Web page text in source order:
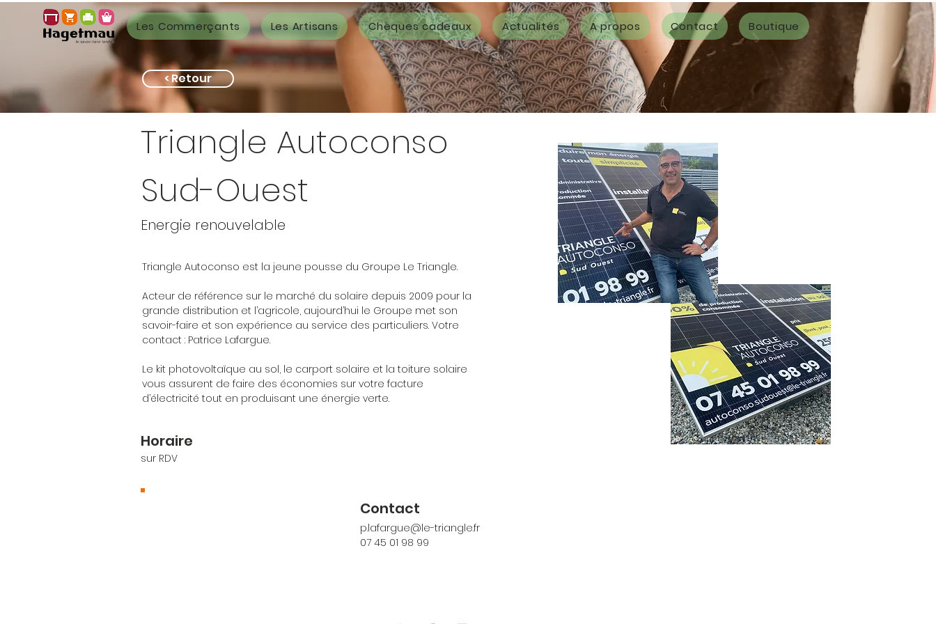
Les Commerçants Les Artisans Chèques cadeaux Actualités A propos Contact Boutique
< Retour
Triangle Autoconso
Sud-Ouest
Energie renouvelable
Triangle Autoconso est la jeune pousse du Groupe Le Triangle.
Acteur de référence sur le marché du solaire depuis 2009 pour la
grande distribution et l’agricole, aujourd’hui le Groupe met son
savoir-faire et son expérience au service des particuliers. Votre
contact : Patrice Lafargue.
Le kit photovoltaïque au sol, le carport solaire et la toiture solaire
vous assurent de faire des économies sur votre facture
d’électricité tout en produisant une énergie verte.
Horaire
sur RDV
Contact
p.lafargue@le-triangle.fr
07 45 01 98 99